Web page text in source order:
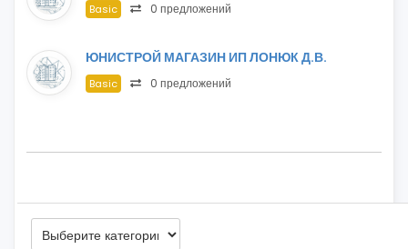
Basic 0 предложений
ЮНИСТРОЙ МАГАЗИН ИП ЛОНЮК Д.В.
Basic 0 предложений